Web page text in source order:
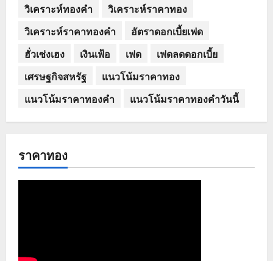
วิเคราะห์ทองคำ
วิเคราะห์ราคาทอง
วิเคราะห์ราคาทองคำ
อัตราดอกเบี้ยเฟด
ฮั่วเซ่งเฮง
เงินเฟ้อ เฟด
เฟดลดดอกเบี้ย
เศรษฐกิจสหรัฐ
แนวโน้มราคาทอง
แนวโน้มราคาทองคำ
แนวโน้มราคาทองคำวันนี้
ราคาทอง